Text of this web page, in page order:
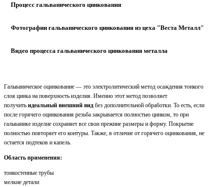
Процесс гальванического цинкования
Фотографии гальванического цинкования из цеха "Веста Металл"
Видео процесса гальванического цинкования металла
Гальваническое оцинкование — это электролитический метод осаждения тонкого
слоя цинка на поверхность изделия. Именно этот метод позволяет
получить идеальный внешний вид без дополнительной обработки. То есть, если
после горячего оцинкования резьба закрывается полностью цинком, то при
гальванике изделие сохраняет все свои прежние размеры и форму. Покрытие
полностью повторяет его контуры. Также, в отличие от горячего оцинкования, не
остается подтеков и капель.
Область применения:
тонкостенные трубы
мелкие детали